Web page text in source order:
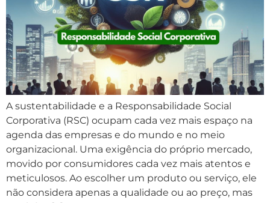
A sustentabilidade e a Responsabilidade Social
Corporativa (RSC) ocupam cada vez mais espaço na
agenda das empresas e do mundo e no meio
organizacional. Uma exigência do próprio mercado,
movido por consumidores cada vez mais atentos e
meticulosos. Ao escolher um produto ou serviço, ele
não considera apenas a qualidade ou ao preço, mas